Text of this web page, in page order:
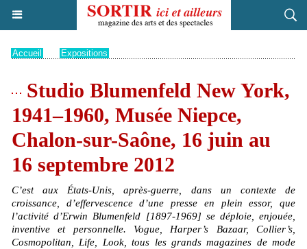
Accueil Expositions
Studio Blumenfeld New York,
1941–1960, Musée Niepce,
Chalon-sur-Saône, 16 juin au
16 septembre 2012
C’est aux États-Unis, après-guerre, dans un contexte de
croissance, d’effervescence d’une presse en plein essor, que
l’activité d’Erwin Blumenfeld [1897-1969] se déploie, enjouée,
inventive et personnelle. Vogue, Harper’s Bazaar, Collier’s,
Cosmopolitan, Life, Look, tous les grands magazines de mode